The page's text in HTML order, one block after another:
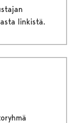
linkistä.